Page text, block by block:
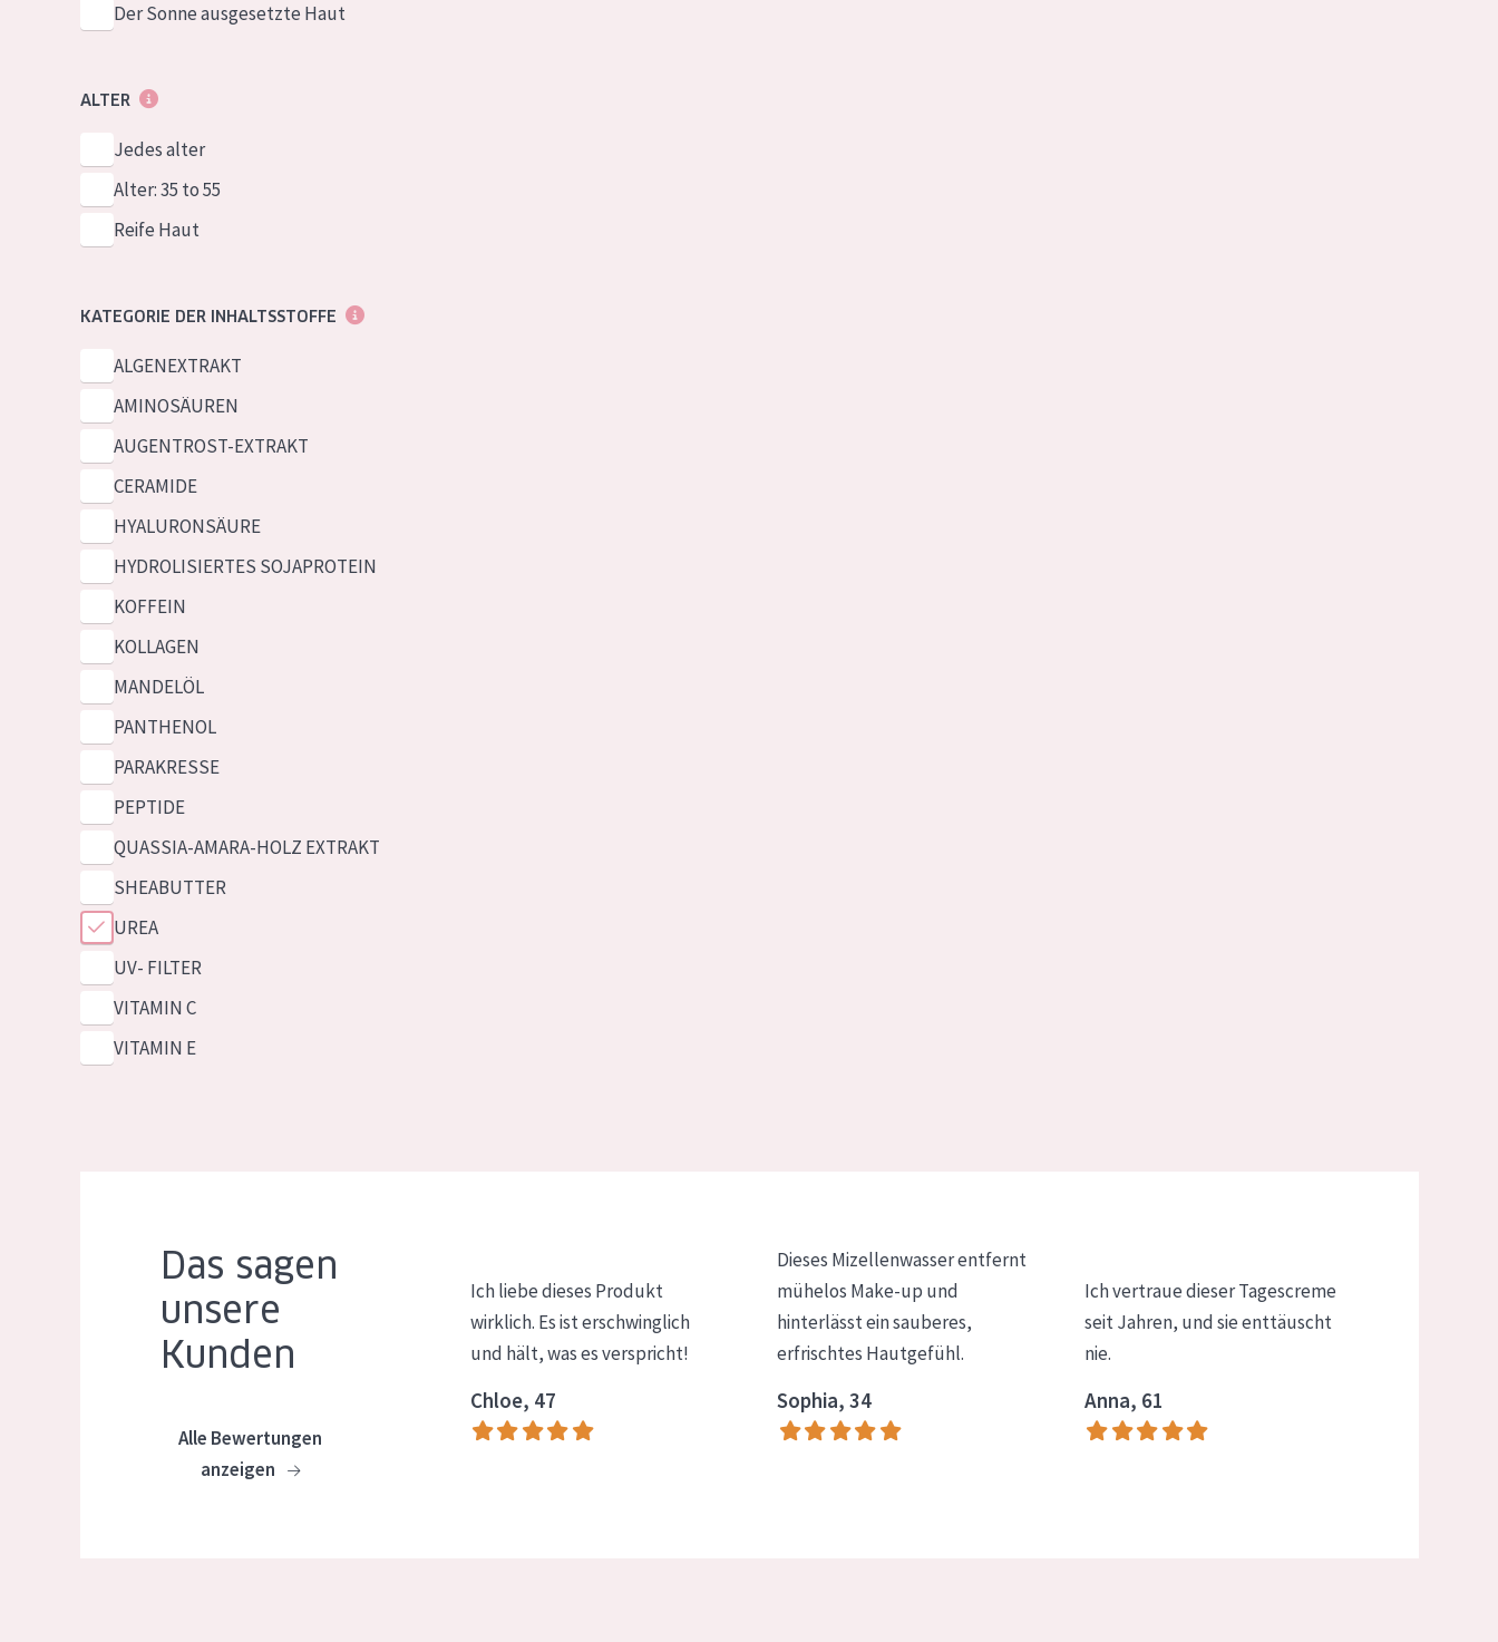
Der Sonne ausgesetzte Haut
ALTER
Jedes alter
Alter: 35 to 55
Reife Haut
KATEGORIE DER INHALTSSTOFFE
ALGENEXTRAKT
AMINOSÄUREN
AUGENTROST-EXTRAKT
CERAMIDE
HYALURONSÄURE
HYDROLISIERTES SOJAPROTEIN
KOFFEIN
KOLLAGEN
MANDELÖL
PANTHENOL
PARAKRESSE
PEPTIDE
QUASSIA-AMARA-HOLZ EXTRAKT
SHEABUTTER
UREA
UV- FILTER
VITAMIN C
VITAMIN E
Das sagen
unsere
Kunden
Alle Bewertungen
anzeigen
Ich liebe dieses Produkt
wirklich. Es ist erschwinglich
und hält, was es verspricht!
Chloe, 47
Dieses Mizellenwasser entfernt
mühelos Make-up und
hinterlässt ein sauberes,
erfrischtes Hautgefühl.
Sophia, 34
Ich vertraue dieser Tagescreme
seit Jahren, und sie enttäuscht
nie.
Anna, 61